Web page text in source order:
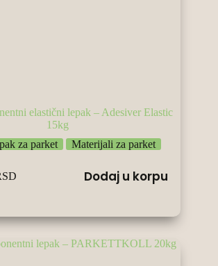
elastični lepak – Adesiver Elastic
15kg
za parket
Materijali za parket
Dodaj u korpu